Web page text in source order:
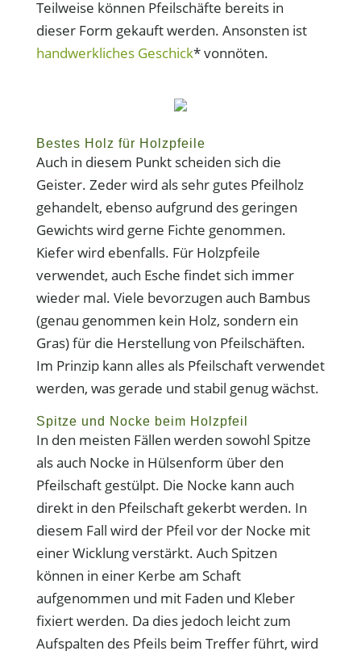
Teilweise können Pfeilschäfte bereits in
dieser Form gekauft werden. Ansonsten ist
handwerkliches Geschick* vonnöten.
Bestes Holz für Holzpfeile
Auch in diesem Punkt scheiden sich die
Geister. Zeder wird als sehr gutes Pfeilholz
gehandelt, ebenso aufgrund des geringen
Gewichts wird gerne Fichte genommen.
Kiefer wird ebenfalls. Für Holzpfeile
verwendet, auch Esche findet sich immer
wieder mal. Viele bevorzugen auch Bambus
(genau genommen kein Holz, sondern ein
Gras) für die Herstellung von Pfeilschäften.
Im Prinzip kann alles als Pfeilschaft verwendet
werden, was gerade und stabil genug wächst.
Spitze und Nocke beim Holzpfeil
In den meisten Fällen werden sowohl Spitze
als auch Nocke in Hülsenform über den
Pfeilschaft gestülpt. Die Nocke kann auch
direkt in den Pfeilschaft gekerbt werden. In
diesem Fall wird der Pfeil vor der Nocke mit
einer Wicklung verstärkt. Auch Spitzen
können in einer Kerbe am Schaft
aufgenommen und mit Faden und Kleber
fixiert werden. Da dies jedoch leicht zum
Aufspalten des Pfeils beim Treffer führt, wird